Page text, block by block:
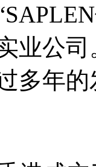
业公
多年